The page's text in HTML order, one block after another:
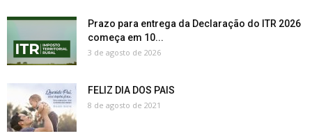
Prazo para entrega da Declaração do ITR 2026
começa em 10...
3 de agosto de 2026
FELIZ DIA DOS PAIS
8 de agosto de 2021